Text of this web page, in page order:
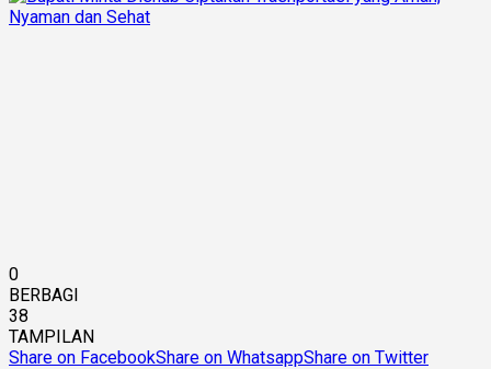
0
BERBAGI
38
TAMPILAN
Share on FacebookShare on WhatsappShare on Twitter